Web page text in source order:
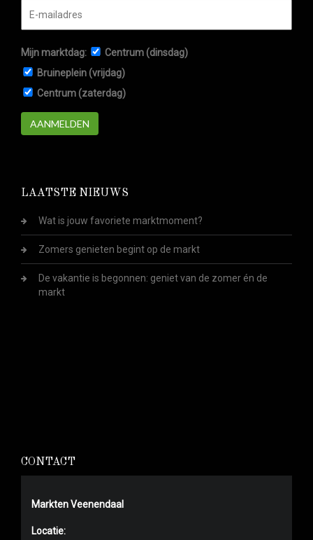
Mijn marktdag:
Centrum (dinsdag)
Bruineplein (vrijdag)
Centrum (zaterdag)
AANMELDEN
LAATSTE NIEUWS
Wat is jouw favoriete marktmoment?
Zomers genieten begint op de markt
De vakantie is begonnen: geniet van de zomer én de
markt
CONTACT
Markten Veenendaal
Locatie: